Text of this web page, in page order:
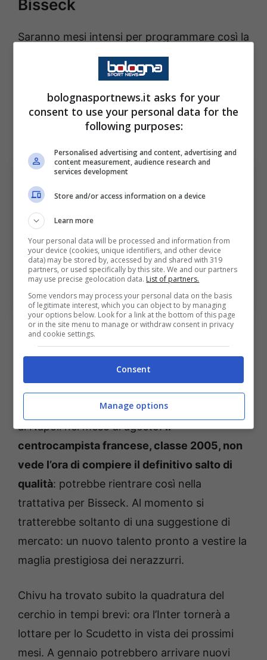
Bisseck
Saranno mesi intensi per programmare così la
prossima campagna acquisti in casa
Ecco la nuova mossa strategica
per ambire a grandi palcoscenici: Bisseck è
la chiave per la nuova operazione di
calciomercato.
Scambio in casa Inter: grazie a Bisseck – Ansa –
bolognasportnews.it
Negli ultimi mesi con la maglia del
Mattéo Bahoya, che è stato accostato anche
al Napoli nel mese di agosto.Il
centrocampista francese, classe 2005, non
vede l’ora di compiere il definitivo salto di
qualità: potrebbe rientrare così nella
trattativa per Bisseck. Al momento si
tratterebbe soltanto di una suggestione di
mercato: un nuovo talento pronto a vestire la
maglia prestigiosa dei nerazzurri.
Chivu ha trovato subito la quadratura del
cerchio in tempi brevi: ora l’Inter tornerà a
lottare per lo Scudetto in vista dei prossimi
mesi. A gennaio potrebbero arrivare nuovi
bolognasportnews.it asks for your
consent to use your personal data for the
following purposes:
Personalised advertising and content, advertising and
content measurement, audience research and
services development
Store and/or access information on a device
Learn more
Your personal data will be processed and information from
your device (cookies, unique identifiers, and other device
data) may be stored by, accessed by and shared with 319
partners, or used specifically by this site. We and our partners
may use precise geolocation data. List of partners.
Some vendors may process your personal data on the basis
of legitimate interest, which you can object to by managing
your options below. Look for a link at the bottom of this page
or in the site menu to manage or withdraw consent in privacy
and cookie settings.
Consent
Manage options